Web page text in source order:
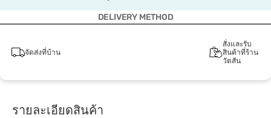
DELIVERY METHOD
จัดส่งที่บ้าน
สั่งและรับ
สินค้าที่ร้าน
วัตสัน
รายละเอียดสินค้า